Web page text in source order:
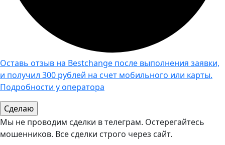
Оставь отзыв на Bestchange после выполнения заявки,
и получил 300 рублей на счет мобильного или карты.
Подробности у оператора
Мы не проводим сделки в телеграм. Остерегайтесь
мошенников. Все сделки строго через сайт.